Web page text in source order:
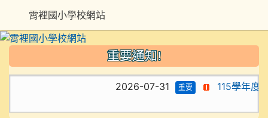
重要通知!
2026-07-31 重要 115學年度
霄裡國小學校網站